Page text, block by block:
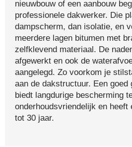
nieuwbouw of een aanbouw
professionele dakwerker. Die
dampscherm, dan isolatie, en
meerdere lagen bitumen met
zelfklevend materiaal. De
afgewerkt en ook de
aangelegd. Zo voorkom je
aan de dakstructuur. Een goed
biedt langdurige bescherming
onderhoudsvriendelijk en heeft
tot 30 jaar.